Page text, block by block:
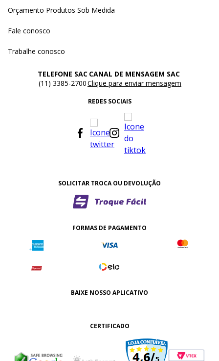
Orçamento Produtos Sob Medida
Fale conosco
Trabalhe conosco
TELEFONE SAC
(11) 3385-2700
CANAL DE MENSAGEM SAC
Clique para enviar mensagem
REDES SOCIAIS
SOLICITAR TROCA OU DEVOLUÇÃO
FORMAS DE PAGAMENTO
BAIXE NOSSO APLICATIVO
CERTIFICADO